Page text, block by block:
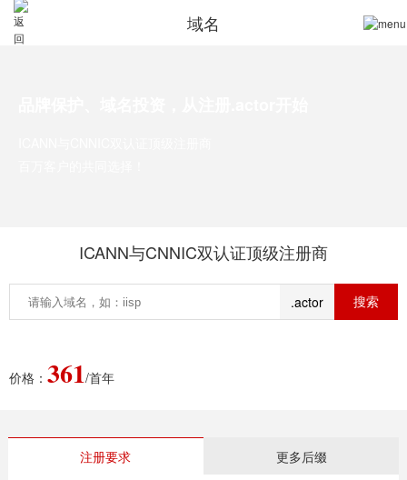
域名
ICANN与CNNIC双认证顶级注册商
.actor
价格： 361/首年
注册要求 更多后缀